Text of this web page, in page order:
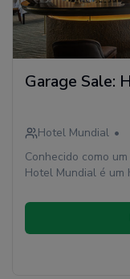
Garage Sale:
Hotel Mundial •
Conhecido como
Hotel Mundial é um
história de
quartos, fica
Pombalina, com o